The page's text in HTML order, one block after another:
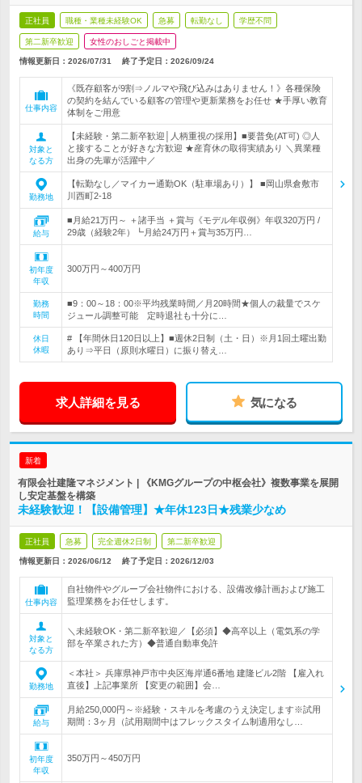
正社員 職種・業種未経験OK 急募 転勤なし 学歴不問
第二新卒歓迎 女性のおしごと掲載中
情報更新日：2026/07/31 終了予定日： 2026/09/24
仕事内容
《既存顧客が9割⇒ノルマや飛び込みはありません！》各種保険
の契約を結んでいる顧客の管理や更新業務をお任せ ★手厚い教育
体制をご用意
対象と
なる方
【未経験・第二新卒歓迎│人柄重視の採用】■要普免(AT可) ◎人
と接することが好きな方歓迎 ★産育休の取得実績あり ＼異業種
出身の先輩が活躍中／
勤務地
【転勤なし／マイカー通勤OK（駐車場あり）】 ■岡山県倉敷市
川西町2-18
給与
■月給21万円～ ＋諸手当 ＋賞与《モデル年収例》年収320万円 /
29歳（経験2年）┗月給24万円＋賞与35万円…
初年度
年収
300万円～400万円
勤務
時間
■9：00～18：00※平均残業時間／月20時間★個人の裁量でスケ
ジュール調整可能 定時退社も十分に…
休日
休暇
# 【年間休日120日以上】■週休2日制（土・日）※月1回土曜出勤
あり⇒平日（原則水曜日）に振り替え…
求人詳細を見る 気になる
新着
有限会社建隆マネジメント | 《KMGグループの中枢会社》複数事業を展開
し安定基盤を構築
未経験歓迎！【設備管理】★年休123日★残業少なめ
正社員 急募 完全週休2日制 第二新卒歓迎
情報更新日：2026/06/12 終了予定日： 2026/12/03
仕事内容
自社物件やグループ会社物件における、設備改修計画および施工
監理業務をお任せします。
対象と
なる方
＼未経験OK・第二新卒歓迎／【必須】◆高卒以上（電気系の学
部を卒業された方）◆普通自動車免許
勤務地
＜本社＞ 兵庫県神戸市中央区海岸通6番地 建隆ビル2階 【雇入れ
直後】上記事業所 【変更の範囲】会…
給与
月給250,000円～※経験・スキルを考慮のうえ決定します※試用
期間：3ヶ月（試用期間中はフレックスタイム制適用なし…
初年度
年収
350万円～450万円